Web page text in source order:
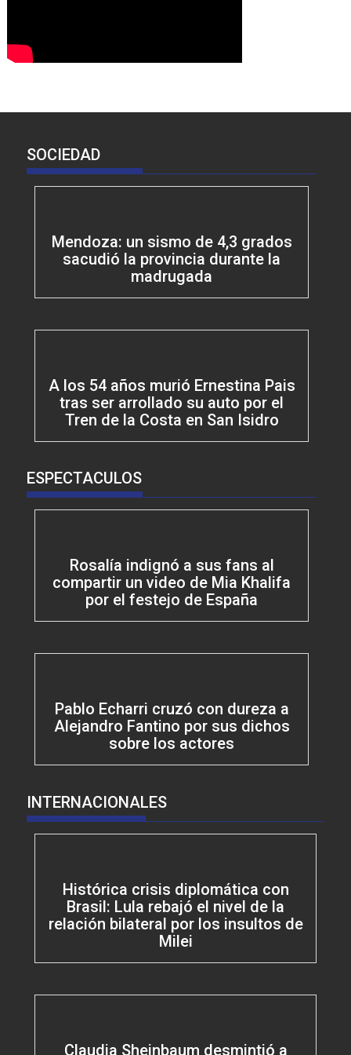
SOCIEDAD
Mendoza: un sismo de 4,3 grados
sacudió la provincia durante la
madrugada
A los 54 años murió Ernestina Pais
tras ser arrollado su auto por el
Tren de la Costa en San Isidro
ESPECTACULOS
Rosalía indignó a sus fans al
compartir un video de Mia Khalifa
por el festejo de España
Pablo Echarri cruzó con dureza a
Alejandro Fantino por sus dichos
sobre los actores
INTERNACIONALES
Histórica crisis diplomática con
Brasil: Lula rebajó el nivel de la
relación bilateral por los insultos de
Milei
Claudia Sheinbaum desmintió a